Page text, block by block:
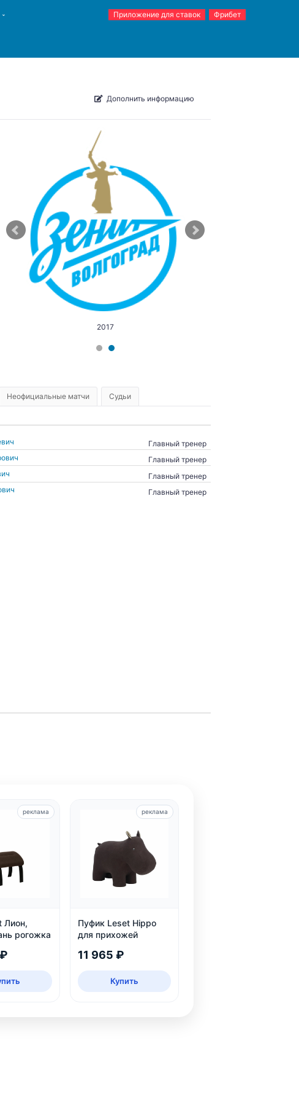
Приложение для ставок Фрибет
Дополнить информацию
2017
Неофициальные матчи Судьи
Главный тренер
Главный тренер
Главный тренер
Главный тренер
Лион,
рогожка
реклама
Пуфик Leset Hippo
для прихожей
11 965 ₽
Купить
реклама